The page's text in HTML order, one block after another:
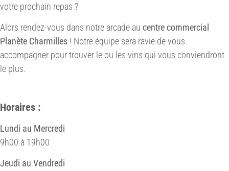
votre prochain repas ?
Alors rendez-vous dans notre arcade au centre commercial
Planète Charmilles ! Notre équipe sera ravie de vous
accompagner pour trouver le ou les vins qui vous conviendront
le plus.
Horaires :
Lundi au Mercredi
9h00 à 19h00
Jeudi au Vendredi